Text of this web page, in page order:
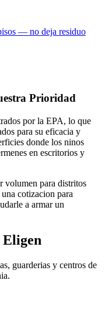
— no deja residuo
Prioridad
por la EPA, lo que
para su eficacia y
donde los ninos
en escritorios y
volumen para distritos
cotizacion para
a armar un
Eligen
guarderias y centros de